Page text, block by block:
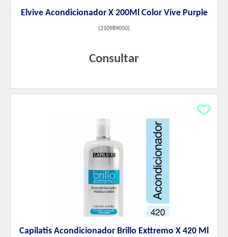
Elvive Acondicionador X 200Ml Color Vive Purple
(210989050)
Consultar
Capilatis Acondicionador Brillo Exttremo X 420 Ml